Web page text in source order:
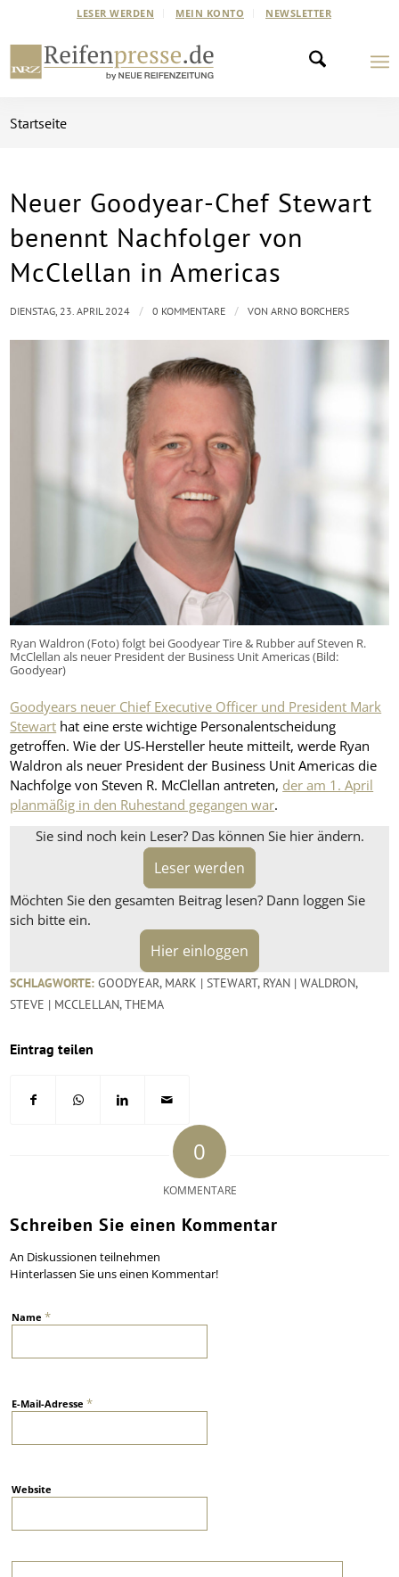
LESER WERDEN MEIN KONTO NEWSLETTER
Startseite
Neuer Goodyear-Chef Stewart
benennt Nachfolger von
McClellan in Americas
Ryan Waldron (Foto) folgt bei Goodyear Tire & Rubber auf Steven R.
McClellan als neuer President der Business Unit Americas (Bild:
Goodyear)
Goodyears neuer Chief Executive Officer und President Mark
Stewart hat eine erste wichtige Personalentscheidung
getroffen. Wie der US-Hersteller heute mitteilt, werde Ryan
Waldron als neuer President der Business Unit Americas die
Nachfolge von Steven R. McClellan antreten, der am 1. April
planmäßig in den Ruhestand gegangen war.
Sie sind noch kein Leser? Das können Sie hier ändern.
Leser werden
Möchten Sie den gesamten Beitrag lesen? Dann loggen Sie
sich bitte ein.
Hier einloggen
DIENSTAG, 23. APRIL 2024 / 0 KOMMENTARE / VONARNO BORCHERS
SCHLAGWORTE: GOODYEAR, MARK | STEWART, RYAN | WALDRON,
STEVE | MCCLELLAN,THEMA
Eintrag teilen
0
KOMMENTARE
Schreiben Sie einen Kommentar
An Diskussionen teilnehmen
Hinterlassen Sie uns einen Kommentar!
Name*
E-Mail-Adresse*
Website